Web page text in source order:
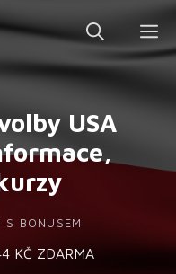
USA
S BONUSEM
KČ ZDARMA